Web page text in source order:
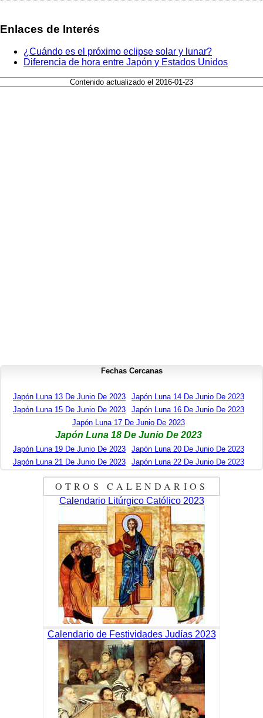
Enlaces de Interés
¿Cuándo es el próximo eclipse solar y lunar?
Diferencia de hora entre Japón y Estados Unidos
Contenido actualizado el 2016-01-23
Fechas Cercanas
Japón Luna 13 De Junio De 2023
Japón Luna 14 De Junio De 2023
Japón Luna 15 De Junio De 2023
Japón Luna 16 De Junio De 2023
Japón Luna 17 De Junio De 2023
Japón Luna 18 De Junio De 2023
Japón Luna 19 De Junio De 2023
Japón Luna 20 De Junio De 2023
Japón Luna 21 De Junio De 2023
Japón Luna 22 De Junio De 2023
OTROS CALENDARIOS
Calendario Litúrgico Católico 2023
Calendario de Festividades Judías 2023